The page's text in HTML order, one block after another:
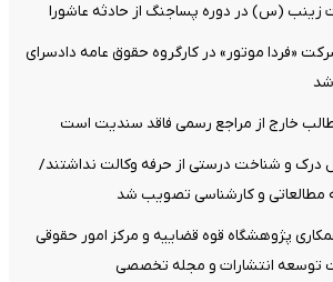
(س) در دوره پساجنگ از حادثه عاشورا
«فردا موتور» در کارگروه حقوق عامه دادسرای
شد
خارج از مراجع رسمی فاقد سندیت است
درک و شناخت درستی از حرفه وکالت نداشتند/
مطالعاتی و کارشناسی تصویب شد
پژوهشگاه قوه قضاییه و مرکز امور حقوقی
توسعه انتشارات و مجله تخصصی